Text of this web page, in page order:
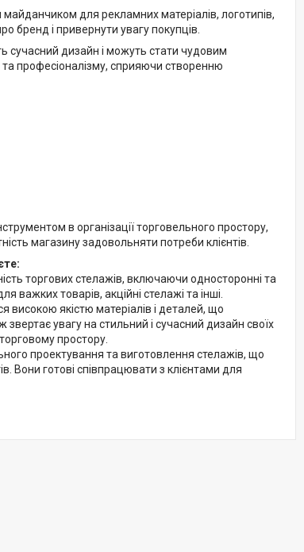
для рекламних матеріалів, логотипів,
бренд і привернути увагу покупців.
сучасний дизайн і можуть стати чудовим
професіоналізму, сприяючи створенню
в організації торговельного простору,
магазину задовольняти потреби клієнтів.
торгових стелажів, включаючи односторонні та
важких товарів, акційні стелажі та інші.
високою якістю матеріалів і деталей, що
увагу на стильний і сучасний дизайн своїх
простору.
проектування та виготовлення стелажів, що
Вони готові співпрацювати з клієнтами для